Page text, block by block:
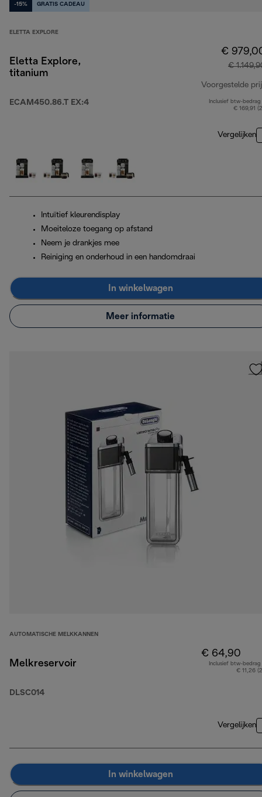
-15% GRATIS CADEAU
ELETTA EXPLORE
Eletta Explore,
titanium
ECAM450.86.T EX:4
€
€
Voorgestelde
Inclusief btw-bedrag
€ 169,91
Vergelijken
Intuïtief kleurendisplay
Moeiteloze toegang op afstand
Neem je drankjes mee
Reiniging en onderhoud in een handomdraai
In winkelwagen
Meer informatie
AUTOMATISCHE MELKKANNEN
Melkreservoir
DLSC014
€ 64,90
Inclusief btw-bedrag
€ 11,26
Vergelijken
In winkelwagen